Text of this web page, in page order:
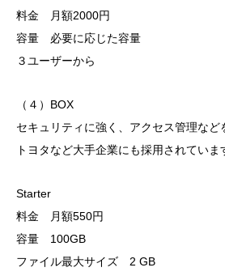
料金 月額2000円
容量 必要に応じた容量
３ユーザーから
（４）BOX
セキュリティに強く、アクセス管理など
トヨタなど大手企業にも採用されていま
Starter
料金 月額550円
容量 100GB
ファイル最大サイズ 2 GB